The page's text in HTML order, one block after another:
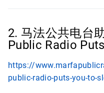
2. 马法公共电台
Public Radio
https://
public-radio-puts-you-to-